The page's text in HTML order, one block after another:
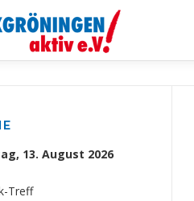
13. August 2026
Treff